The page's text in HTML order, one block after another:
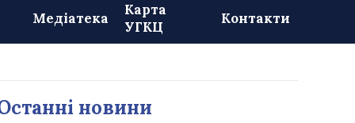
Медіатека
Карта
УГКЦ
Контакти
новини